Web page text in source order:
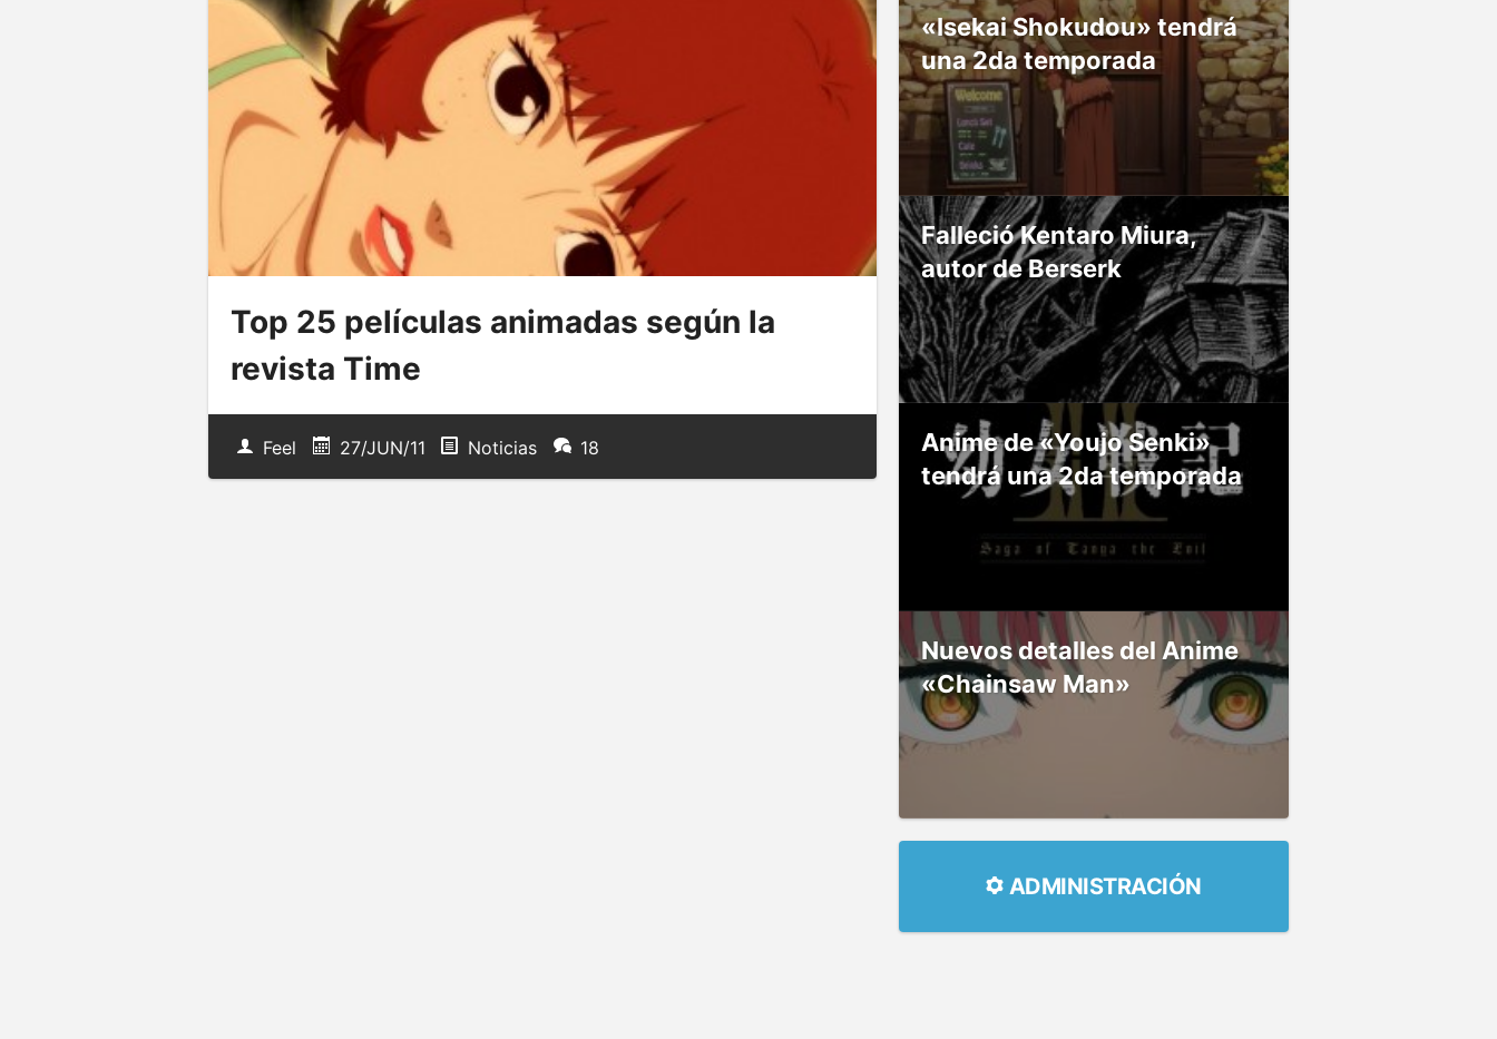
Top 25 películas animadas según la
revista Time
Feel 27/JUN/11 Noticias 18
«Isekai Shokudou» tendrá
una 2da temporada
Falleció Kentaro Miura,
autor de Berserk
Anime de «Youjo Senki»
tendrá una 2da temporada
Nuevos detalles del Anime
«Chainsaw Man»
ADMINISTRACIÓN